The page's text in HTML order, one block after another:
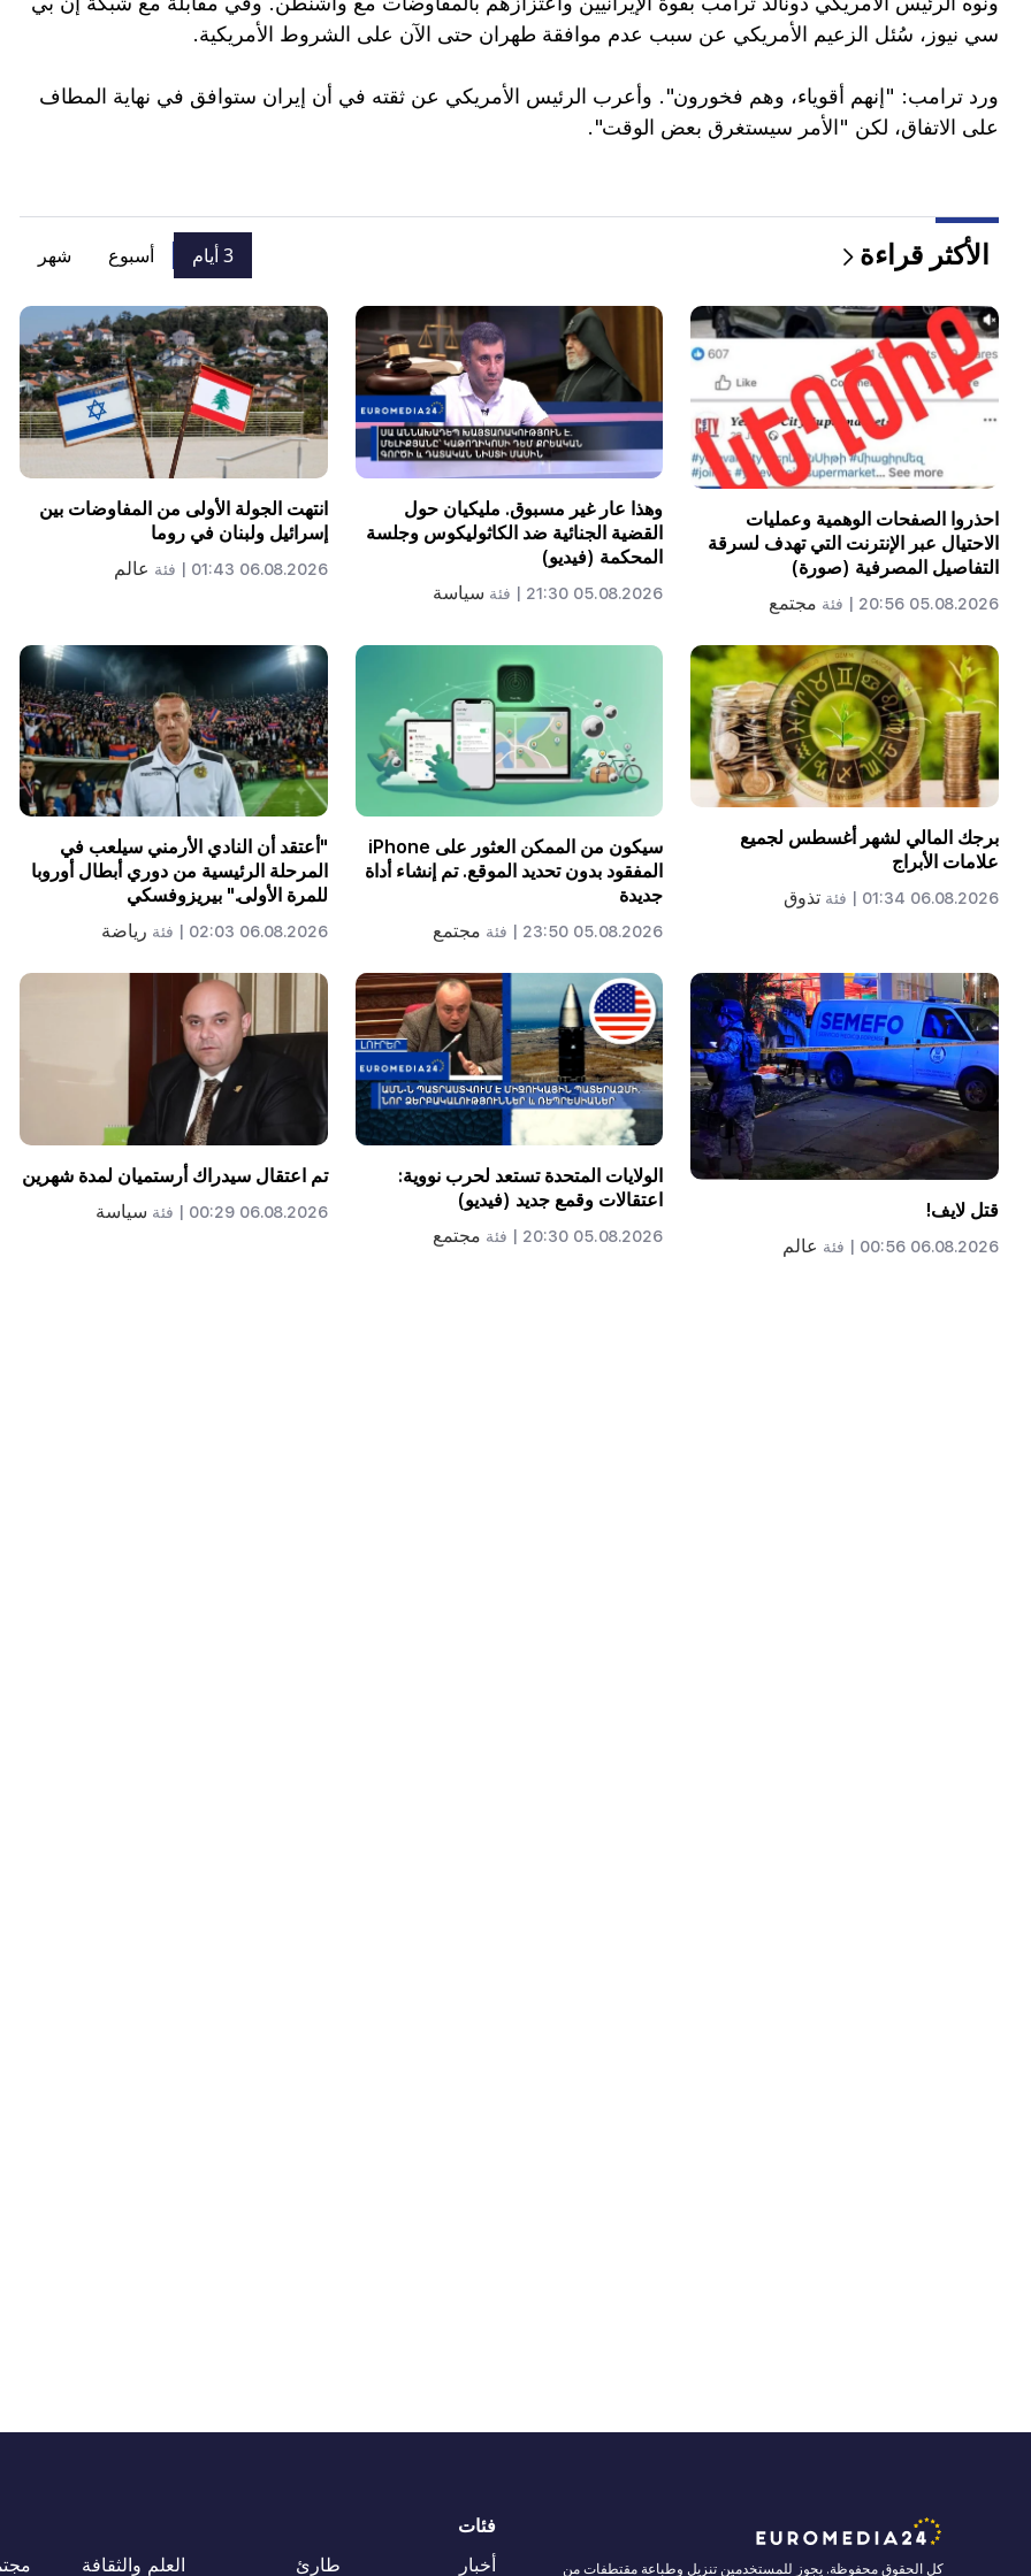
سي نيوز، سُئل الزعيم الأمريكي عن سبب عدم موافقة طهران حتى الآن على الشروط الأمريكية.
ورد ترامب: "إنهم أقوياء، وهم فخورون". وأعرب الرئيس الأمريكي عن ثقته في أن إيران ستوافق في نهاية المطاف
على الاتفاق، لكن "الأمر سيستغرق بعض الوقت".
الأكثر قراءة 3 أيام أسبوع شهر
احذروا الصفحات الوهمية وعمليات
الاحتيال عبر الإنترنت التي تهدف لسرقة
التفاصيل المصرفية (صورة)
05.08.2026 20:56 | فئة مجتمع
وهذا عار غير مسبوق. مليكيان حول
القضية الجنائية ضد الكاثوليكوس وجلسة
المحكمة (فيديو)
05.08.2026 21:30 | فئة سياسة
انتهت الجولة الأولى من المفاوضات بين
إسرائيل ولبنان في روما
06.08.2026 01:43 | فئة عالم
برجك المالي لشهر أغسطس لجميع
علامات الأبراج
06.08.2026 01:34 | فئة تذوق
سيكون من الممكن العثور على iPhone
المفقود بدون تحديد الموقع. تم إنشاء أداة
جديدة
05.08.2026 23:50 | فئة مجتمع
"أعتقد أن النادي الأرمني سيلعب في
المرحلة الرئيسية من دوري أبطال أوروبا
للمرة الأولى." بيريزوفسكي
06.08.2026 02:03 | فئة رياضة
قتل لايف!
06.08.2026 00:56 | فئة عالم
الولايات المتحدة تستعد لحرب نووية:
اعتقالات وقمع جديد (فيديو)
05.08.2026 20:30 | فئة مجتمع
تم اعتقال سيدراك أرستميان لمدة شهرين
06.08.2026 00:29 | فئة سياسة
كل الحقوق محفوظة. يجوز للمستخدمين تنزيل وطباعة مقتطفات من
فئات
أخبار
طارئ العلم والثقافة